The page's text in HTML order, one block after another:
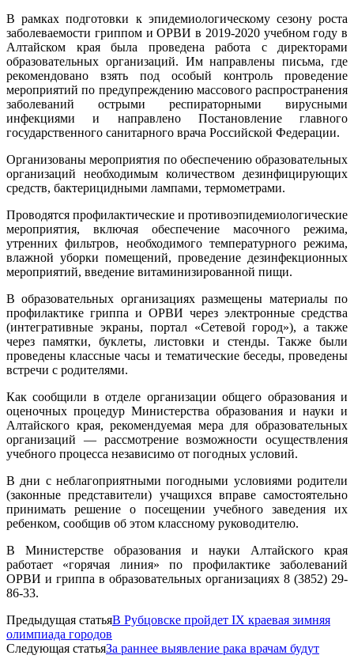
В рамках подготовки к эпидемиологическому сезону роста
заболеваемости гриппом и ОРВИ в 2019-2020 учебном году в
Алтайском края была проведена работа с директорами
образовательных организаций. Им направлены письма, где
рекомендовано взять под особый контроль проведение
мероприятий по предупреждению массового распространения
заболеваний острыми респираторными вирусными
инфекциями и направлено Постановление главного
государственного санитарного врача Российской Федерации.
Организованы мероприятия по обеспечению образовательных
организаций необходимым количеством дезинфицирующих
средств, бактерицидными лампами, термометрами.
Проводятся профилактические и противоэпидемиологические
мероприятия, включая обеспечение масочного режима,
утренних фильтров, необходимого температурного режима,
влажной уборки помещений, проведение дезинфекционных
мероприятий, введение витаминизированной пищи.
В образовательных организациях размещены материалы по
профилактике гриппа и ОРВИ через электронные средства
(интегративные экраны, портал «Сетевой город»), а также
через памятки, буклеты, листовки и стенды. Также были
проведены классные часы и тематические беседы, проведены
встречи с родителями.
Как сообщили в отделе организации общего образования и
оценочных процедур Министерства образования и науки и
Алтайского края, рекомендуемая мера для образовательных
организаций — рассмотрение возможности осуществления
учебного процесса независимо от погодных условий.
В дни с неблагоприятными погодными условиями родители
(законные представители) учащихся вправе самостоятельно
принимать решение о посещении учебного заведения их
ребенком, сообщив об этом классному руководителю.
В Министерстве образования и науки Алтайского края
работает «горячая линия» по профилактике заболеваний
ОРВИ и гриппа в образовательных организациях 8 (3852) 29-
86-33.
Предыдущая статьяВ Рубцовске пройдет IX краевая зимняя
олимпиада городов
Следующая статьяЗа раннее выявление рака врачам будут